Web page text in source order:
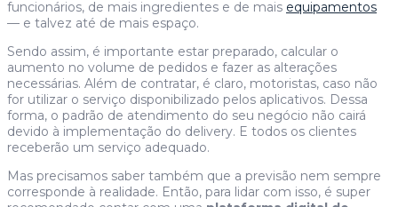
funcionários, de mais ingredientes e de mais equipamentos
— e talvez até de mais espaço.
Sendo assim, é importante estar preparado, calcular o
aumento no volume de pedidos e fazer as alterações
necessárias. Além de contratar, é claro, motoristas, caso não
for utilizar o serviço disponibilizado pelos aplicativos. Dessa
forma, o padrão de atendimento do seu negócio não cairá
devido à implementação do delivery. E todos os clientes
receberão um serviço adequado.
Mas precisamos saber também que a previsão nem sempre
corresponde à realidade. Então, para lidar com isso, é super